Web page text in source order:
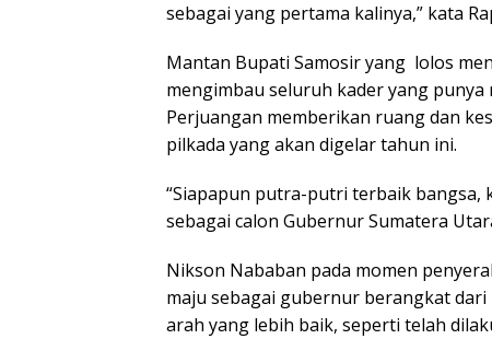
sebagai yang pertama kalinya,” kata
Mantan Bupati Samosir yang lolos
mengimbau seluruh kader yang punya
Perjuangan memberikan ruang dan
pilkada yang akan digelar tahun ini.
“Siapapun putra-putri terbaik bangsa,
sebagai calon Gubernur Sumatera
Nikson Nababan pada momen
maju sebagai gubernur berangkat
arah yang lebih baik, seperti telah